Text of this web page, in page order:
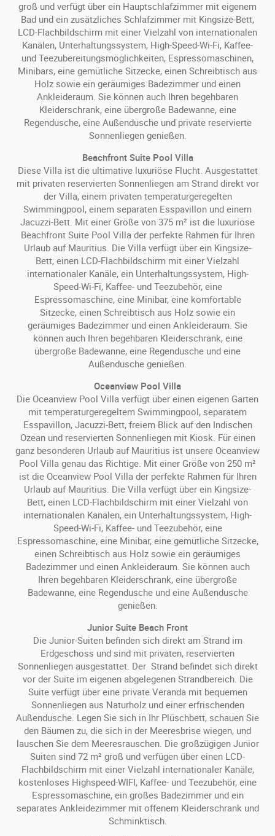
groß und verfügt über ein Hauptschlafzimmer mit eigenem
Bad und ein zusätzliches Schlafzimmer mit Kingsize-Bett,
LCD-Flachbildschirm mit einer Vielzahl von internationalen
Kanälen, Unterhaltungssystem, High-Speed-Wi-Fi, Kaffee-
und Teezubereitungsmöglichkeiten, Espressomaschinen,
Minibars, eine gemütliche Sitzecke, einen Schreibtisch aus
Holz sowie ein geräumiges Badezimmer und einen
Ankleideraum. Sie können auch Ihren begehbaren
Kleiderschrank, eine übergroße Badewanne, eine
Regendusche, eine Außendusche und private reservierte
Sonnenliegen genießen.
Beachfront Suite Pool Villa
Diese Villa ist die ultimative luxuriöse Flucht. Ausgestattet
mit privaten reservierten Sonnenliegen am Strand direkt vor
der Villa, einem privaten temperaturgeregelten
Swimmingpool, einem separaten Esspavillon und einem
Jacuzzi-Bett. Mit einer Größe von 375 m² ist die luxuriöse
Beachfront Suite Pool Villa der perfekte Rahmen für Ihren
Urlaub auf Mauritius. Die Villa verfügt über ein Kingsize-
Bett, einen LCD-Flachbildschirm mit einer Vielzahl
internationaler Kanäle, ein Unterhaltungssystem, High-
Speed-Wi-Fi, Kaffee- und Teezubehör, eine
Espressomaschine, eine Minibar, eine komfortable
Sitzecke, einen Schreibtisch aus Holz sowie ein
geräumiges Badezimmer und einen Ankleideraum. Sie
können auch Ihren begehbaren Kleiderschrank, eine
übergroße Badewanne, eine Regendusche und eine
Außendusche genießen.
Oceanview Pool Villa
Die Oceanview Pool Villa verfügt über einen eigenen Garten
mit temperaturgeregeltem Swimmingpool, separatem
Esspavillon, Jacuzzi-Bett, freiem Blick auf den Indischen
Ozean und reservierten Sonnenliegen mit Kiosk. Für einen
ganz besonderen Urlaub auf Mauritius ist unsere Oceanview
Pool Villa genau das Richtige. Mit einer Größe von 250 m²
ist die Oceanview Pool Villa der perfekte Rahmen für Ihren
Urlaub auf Mauritius. Die Villa verfügt über ein Kingsize-
Bett, einen LCD-Flachbildschirm mit einer Vielzahl von
internationalen Kanälen, ein Unterhaltungssystem, High-
Speed-Wi-Fi, Kaffee- und Teezubehör, eine
Espressomaschine, eine Minibar, eine gemütliche Sitzecke,
einen Schreibtisch aus Holz sowie ein geräumiges
Badezimmer und einen Ankleideraum. Sie können auch
Ihren begehbaren Kleiderschrank, eine übergroße
Badewanne, eine Regendusche und eine Außendusche
genießen.
Junior Suite Beach Front
Die Junior-Suiten befinden sich direkt am Strand im
Erdgeschoss und sind mit privaten, reservierten
Sonnenliegen ausgestattet. Der Strand befindet sich direkt
vor der Suite im eigenen abgelegenen Strandbereich. Die
Suite verfügt über eine private Veranda mit bequemen
Sonnenliegen aus Naturholz und einer erfrischenden
Außendusche. Legen Sie sich in Ihr Plüschbett, schauen Sie
den Bäumen zu, die sich in der Meeresbrise wiegen, und
lauschen Sie dem Meeresrauschen. Die großzügigen Junior
Suiten sind 72 m² groß und verfügen über einen LCD-
Flachbildschirm mit einer Vielzahl internationaler Kanäle,
kostenloses Highspeed-WIFI, Kaffee- und Teezubehör, eine
Espressomaschine, ein großes Badezimmer und ein
separates Ankleidezimmer mit offenem Kleiderschrank und
Schminktisch.